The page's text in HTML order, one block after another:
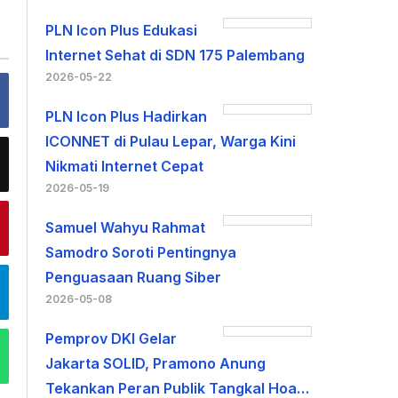
PLN Icon Plus Edukasi
Internet Sehat di SDN 175 Palembang
2026-05-22
PLN Icon Plus Hadirkan
ICONNET di Pulau Lepar, Warga Kini
Nikmati Internet Cepat
2026-05-19
Samuel Wahyu Rahmat
Samodro Soroti Pentingnya
Penguasaan Ruang Siber
2026-05-08
Pemprov DKI Gelar
Jakarta SOLID, Pramono Anung
Tekankan Peran Publik Tangkal Hoa…